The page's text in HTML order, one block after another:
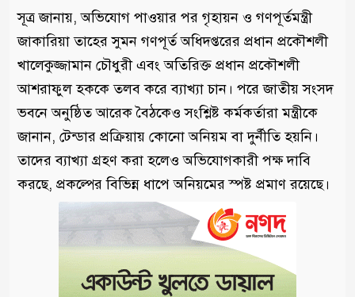
সূত্র জানায়, অভিযোগ পাওয়ার পর গৃহায়ন ও গণপূর্তমন্ত্রী
জাকারিয়া তাহের সুমন গণপূর্ত অধিদপ্তরের প্রধান প্রকৌশলী
খালেকুজ্জামান চৌধুরী এবং অতিরিক্ত প্রধান প্রকৌশলী
আশরাফুল হককে তলব করে ব্যাখ্যা চান। পরে জাতীয় সংসদ
ভবনে অনুষ্ঠিত আরেক বৈঠকেও সংশ্লিষ্ট কর্মকর্তারা মন্ত্রীকে
জানান, টেন্ডার প্রক্রিয়ায় কোনো অনিয়ম বা দুর্নীতি হয়নি।
তাদের ব্যাখ্যা গ্রহণ করা হলেও অভিযোগকারী পক্ষ দাবি
করছে, প্রকল্পের বিভিন্ন ধাপে অনিয়মের স্পষ্ট প্রমাণ রয়েছে।